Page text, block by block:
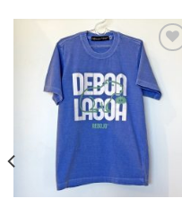
Adicionar
a minha
lista